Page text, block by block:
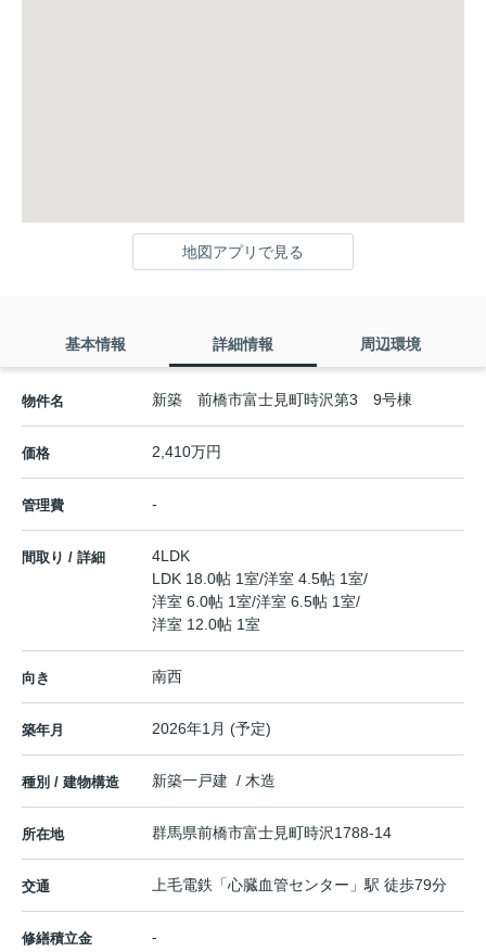
地図アプリで見る
基本情報 詳細情報 周辺環境
物件名 新築 前橋市富士見町時沢第3 9号棟
価格 2,410万円
管理費 -
間取り / 詳細
4LDK
LDK 18.0帖 1室/洋室 4.5帖 1室/
洋室 6.0帖 1室/洋室 6.5帖 1室/
洋室 12.0帖 1室
向き 南西
築年月 2026年1月 (予定)
種別 / 建物構造 新築一戸建 / 木造
所在地 群馬県前橋市富士見町時沢1788-14
交通 上毛電鉄 「心臓血管センター 」駅 徒歩79分
修繕積立金 -